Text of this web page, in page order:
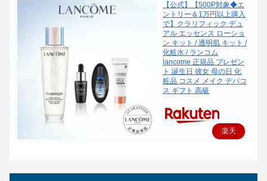
【公式】【500P対象◆エ
ントリー＆1万円以上購入
で】クラリフィック デュ
アル エッセンス ローショ
ン キット / 透明肌 キット /
化粧水 / ランコム
lancome 正規品 プレゼン
ト 誕生日 彼女 母の日 化
粧品 コスメ メイク デパコ
ス ギフト 高級
楽天